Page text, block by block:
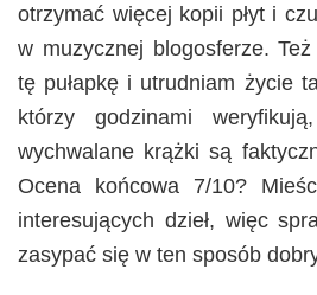
otrzymać więcej kopii płyt i
w muzycznej blogosferze.
tę pułapkę i utrudniam życie
którzy godzinami
wychwalane krążki są
Ocena końcowa 7/10?
interesujących dzieł, więc
zasypać się w ten sposób